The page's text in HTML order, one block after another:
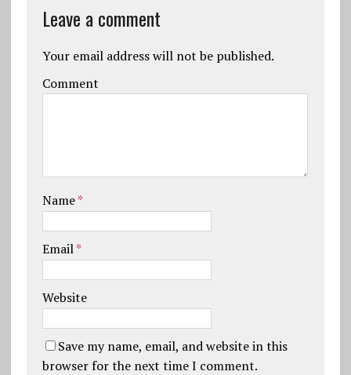
Leave a comment
Your email address will not be published.
Comment
Name*
Email*
Website
Save my name, email, and website in this
browser for the next time I comment.